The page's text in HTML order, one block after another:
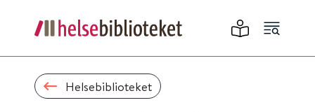
Helsebiblioteket